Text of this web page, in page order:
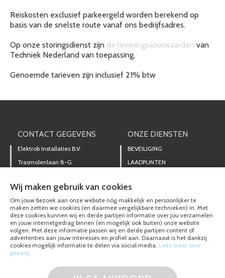
Reiskosten exclusief parkeergeld worden berekend op
basis van de snelste route vanaf ons bedrijfsadres.
Op onze storingsdienst zijn de leveringsvoorwaarden van
Techniek Nederland van toepassing.
Genoemde tarieven zijn inclusief 21% btw
CONTACT GEGEVENS
Elektrob Installaties B.V.
Trasmolenlaan 8-G
DIRECT CONTACT
OPNEMEN
0348-431844
MAIL ONS
ONZE DIENSTEN
BEVEILIGING
LAADPUNTEN
STORINGEN
ZONNEPANELEN
ONZE REFERENTIES
DRIEDAAGSE
Wij maken gebruik van cookies
Om jouw bezoek aan onze website nóg makkelijk en persoonlijker te
maken zetten we cookies (en daarmee vergelijkbare technieken) in. Met
deze cookies kunnen wij en derde partijen informatie over jou verzamelen
en jouw internetgedrag binnen (en mogelijk ook buiten) onze website
volgen. Met deze informatie passen wij en derde partijen content of
advertenties aan jouw interesses en profiel aan. Daarnaast is het dankzij
cookies mogelijk informatie te delen via social media. Lees meer over
privacy.